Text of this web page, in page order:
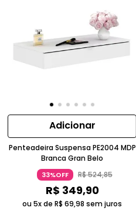
Adicionar
Penteadeira Suspensa PE2004 MDP
Branca Gran Belo
33%OFF R$524,85
R$ 349,90
ou 5x deR$ 69,98 sem juros